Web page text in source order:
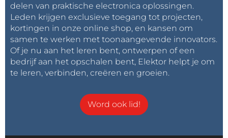
delen van praktische electronica oplossingen.
Leden krijgen exclusieve toegang tot projecten,
kortingen in onze online shop, en kansen om
samen te werken met toonaangevende innovators.
Of je nu aan het leren bent, ontwerpen of een
bedrijf aan het opschalen bent, Elektor helpt je om
te leren, verbinden, creëren en groeien.
Word ook lid!